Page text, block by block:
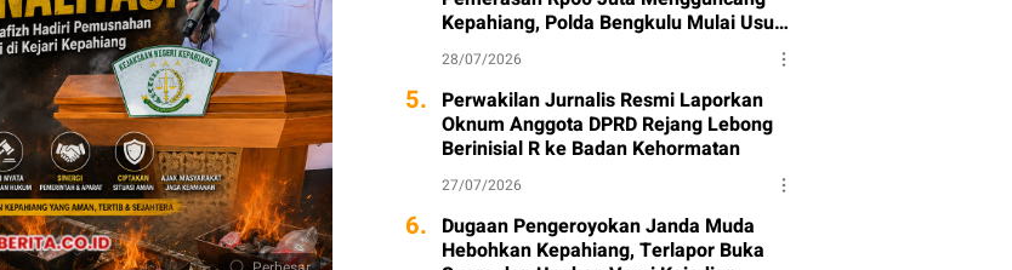
Kepahiang, Polda Bengkulu Mulai Usut
Kasus
28/07/2026
5. Perwakilan Jurnalis Resmi Laporkan
Oknum Anggota DPRD Rejang Lebong
Berinisial R ke Badan Kehormatan
27/07/2026
6. Dugaan Pengeroyokan Janda Muda
Hebohkan Kepahiang, Terlapor Buka